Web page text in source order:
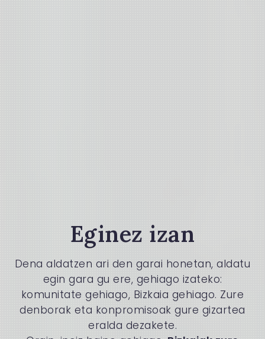
Eginez izan
Dena aldatzen ari den garai honetan, aldatu
egin gara gu ere, gehiago izateko:
komunitate gehiago, Bizkaia gehiago. Zure
denborak eta konpromisoak gure gizartea
eralda dezakete.